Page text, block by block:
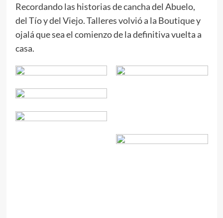
Recordando las historias de cancha del Abuelo,
del Tío y del Viejo. Talleres volvió a la Boutique y
ojalá que sea el comienzo de la definitiva vuelta a
casa.